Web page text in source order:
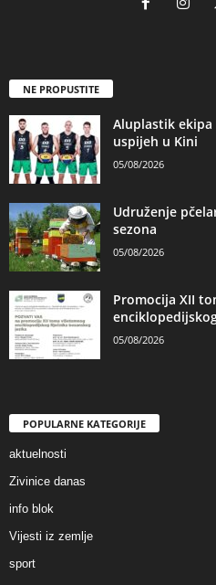
NE PROPUSTITE
Aluplastik ekipa
uspijeh u Kini
05/08/2026
Udruženje
sezona
05/08/2026
Promocija XII
05/08/2026
POPULARNE KATEGORIJE
aktuelnosti
Zivinice danas
info blok
Vijesti iz zemlje
sport